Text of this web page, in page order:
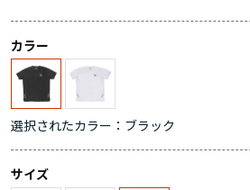
カラー
選択されたカラー：ブラック
サイズ